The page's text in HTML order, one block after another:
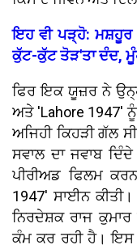
ਇਹ ਵੀ ਪੜ੍ਹੋ: ਮਸ਼ਹੂਰ
ਕੁੱਟ-ਕੁੱਟ ਤੋੜ'ਤਾ ਦੰਦ,
ਫਿਰ ਇਕ ਯੂਜ਼ਰ ਨੇ
ਅਤੇ 'Lahore 1947'
ਅਜਿਹੀ ਕਿਹੜੀ ਗੱਲ
ਸਵਾਲ ਦਾ ਜਵਾਬ
ਪੀਰੀਅਡ ਫਿਲਮ
1947' ਸਾਈਨ
ਨਿਰਦੇਸ਼ਕ ਰਾਜ
ਕੰਮ ਕਰ ਰਹੀ ਹੈ। ਇਸ